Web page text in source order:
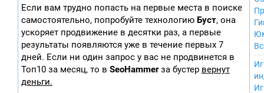
Если вам трудно попасть на первые места в поиске
самостоятельно, попробуйте технологию Буст, она
ускоряет продвижение в десятки раз, а первые
результаты появляются уже в течение первых 7
дней. Если ни один запрос у вас не продвинется в
Топ10 за месяц, то в SeoHammerза бустер вернут
деньги.
Portable
Nintendo DS
Android
iOS
MacOS
Sega Mega Drive